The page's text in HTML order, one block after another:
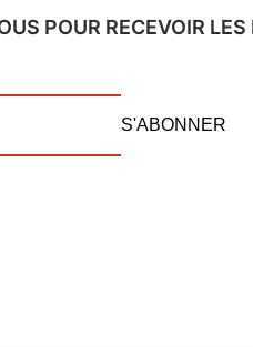
POUR RECEVOIR LES
S'ABONNER